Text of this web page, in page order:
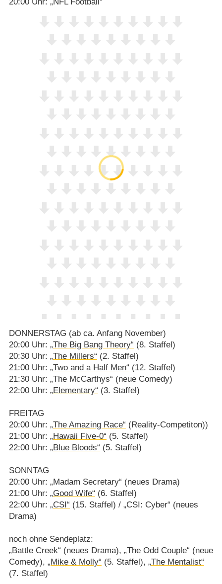
20:00 Uhr: „NFL Football“
DONNERSTAG (ab ca. Anfang November)
20:00 Uhr: „The Big Bang Theory“ (8. Staffel)
20:30 Uhr: „The Millers“ (2. Staffel)
21:00 Uhr: „Two and a Half Men“ (12. Staffel)
21:30 Uhr: „The McCarthys“ (neue Comedy)
22:00 Uhr: „Elementary“ (3. Staffel)
FREITAG
20:00 Uhr: „The Amazing Race“ (Reality-Competiton))
21:00 Uhr: „Hawaii Five-0“ (5. Staffel)
22:00 Uhr: „Blue Bloods“ (5. Staffel)
SONNTAG
20:00 Uhr: „Madam Secretary“ (neues Drama)
21:00 Uhr: „Good Wife“ (6. Staffel)
22:00 Uhr: „CSI“ (15. Staffel) /​ „CSI: Cyber“ (neues
Drama)
noch ohne Sendeplatz:
„Battle Creek“ (neues Drama), „The Odd Couple“ (neue
Comedy), „Mike & Molly“ (5. Staffel), „The Mentalist“
(7. Staffel)